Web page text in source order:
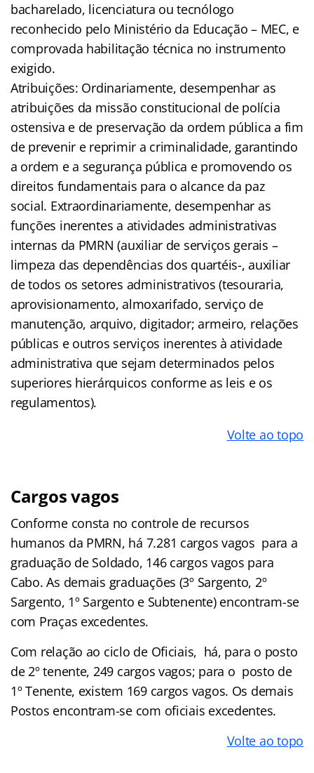
bacharelado, licenciatura ou tecnólogo
reconhecido pelo Ministério da Educação – MEC, e
comprovada habilitação técnica no instrumento
exigido.
Atribuições: Ordinariamente, desempenhar as
atribuições da missão constitucional de polícia
ostensiva e de preservação da ordem pública a fim
de prevenir e reprimir a criminalidade, garantindo
a ordem e a segurança pública e promovendo os
direitos fundamentais para o alcance da paz
social. Extraordinariamente, desempenhar as
funções inerentes a atividades administrativas
internas da PMRN (auxiliar de serviços gerais –
limpeza das dependências dos quartéis-, auxiliar
de todos os setores administrativos (tesouraria,
aprovisionamento, almoxarifado, serviço de
manutenção, arquivo, digitador; armeiro, relações
públicas e outros serviços inerentes à atividade
administrativa que sejam determinados pelos
superiores hierárquicos conforme as leis e os
regulamentos).
Volte ao topo
Cargos vagos
Conforme consta no controle de recursos
humanos da PMRN, há 7.281 cargos vagos para a
graduação de Soldado, 146 cargos vagos para
Cabo. As demais graduações (3º Sargento, 2º
Sargento, 1º Sargento e Subtenente) encontram-se
com Praças excedentes.
Com relação ao ciclo de Oficiais, há, para o posto
de 2º tenente, 249 cargos vagos; para o posto de
1º Tenente, existem 169 cargos vagos. Os demais
Postos encontram-se com oficiais excedentes.
Volte ao topo